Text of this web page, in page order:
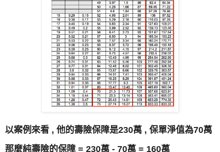
以案例來看 , 他的壽險保障是230萬 , 保單淨值為70萬
那麼純壽險的保障 = 230萬 - 70萬 = 160萬